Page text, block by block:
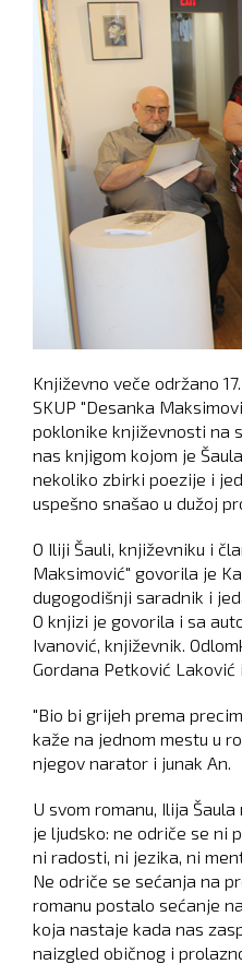
Književno veče održano
SKUP "Desanka
poklonike književnosti na
nas knjigom kojom je
nekoliko zbirki poezije i
uspešno snašao u dužoj
O Iliji Šauli, književniku i
Maksimović" govorila je
dugogodišnji saradnik i
O knjizi je govorila i sa
Ivanović, književnik.
Gordana Petković Laković
"Bio bi grijeh prema
kaže na jednom mestu u
njegov narator i junak An.
U svom romanu, Ilija
je ljudsko: ne odriče se ni
ni radosti, ni jezika, ni
Ne odriče se sećanja na
romanu postalo sećanje
koja nastaje kada nas
naizgled običnog i